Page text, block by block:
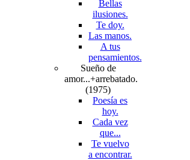
Bellas
ilusiones.
Te doy.
Las manos.
A tus
pensamientos.
Sueño de
amor...+arrebatado.
(1975)
Poesía es
hoy.
Cada vez
que...
Te vuelvo
a encontrar.